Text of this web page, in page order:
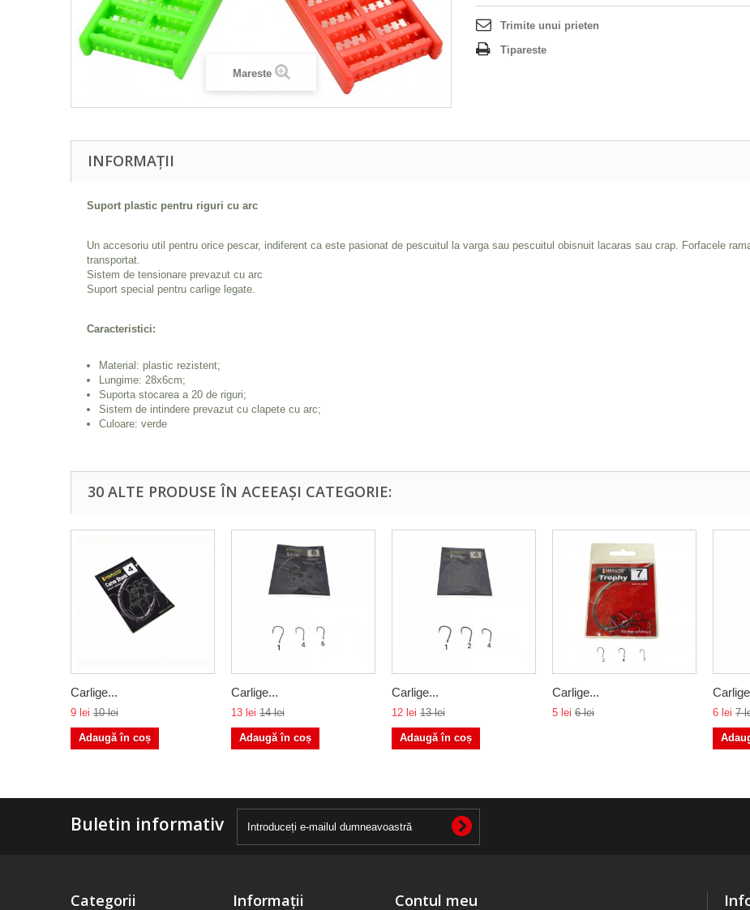
Mareste
Trimite unui prieten
Tipareste
INFORMAȚII
Suport plastic pentru riguri cu arc
Un accesoriu util pentru orice pescar, indiferent ca este pasionat de pescuitul la varga sau pescuitul obisnuit lacaras sau crap. Forfacele
transportat.
Sistem de tensionare prevazut cu arc
Suport special pentru carlige legate.
Caracteristici:
Material: plastic rezistent;
Lungime: 28x6cm;
Suporta stocarea a 20 de riguri;
Sistem de intindere prevazut cu clapete cu arc;
Culoare: verde
30 ALTE PRODUSE ÎN ACEEAȘI CATEGORIE:
Carlige...
9 lei 10 lei
Adaugă în coș
Carlige...
13 lei 14 lei
Adaugă în coș
Carlige...
12 lei 13 lei
Adaugă în coș
Carlige...
5 lei 6 lei 6 lei 7
Buletin informativ
Categorii Informații Contul meu